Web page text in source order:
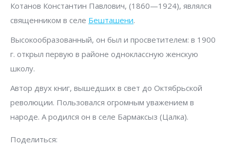
Котанов Константин Павлович, (1860—1924), являлся
священником в селе Бешташени.
Высокообразованный, он был и просветителем: в 1900
г. открыл первую в районе одноклассную женскую
школу.
Автор двух книг, вышедших в свет до Октябрьской
революции. Пользовался огромным уважением в
народе. А родился он в селе Бармаксыз (Цалка).
Поделиться: